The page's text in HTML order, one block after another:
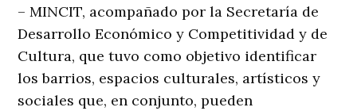
– MINCIT, acompañado por la Secretaría de
Desarrollo Económico y Competitividad y de
Cultura, que tuvo como objetivo identificar
los barrios, espacios culturales, artísticos y
sociales que, en conjunto, pueden